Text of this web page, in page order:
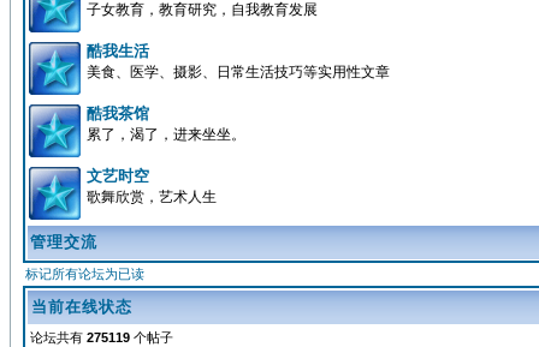
子女教育，教育研究，自我教育发展
酷我生活
美食、医学、摄影、日常生活技巧等实用性文章
酷我茶馆
累了，渴了，进来坐坐。
文艺时空
歌舞欣赏，艺术人生
管理交流
标记所有论坛为已读
当前在线状态
论坛共有 275119 个帖子